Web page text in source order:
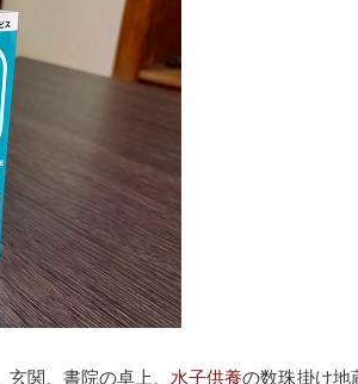
関、書院の卓上、 水子供養の数珠掛け地